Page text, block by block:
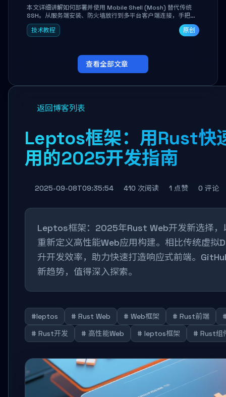
本文详细讲解如何部署并使用 Mobile Shell (Mosh) 替代传统
SSH。从服务端安装、防火墙放行到多平台客户端连接，手把手
带你掌握本地回显、连接漫游与断线自动恢复等核心功能。彻底
解决高铁、移动网络等弱网场景下 SSH 频繁掉线、会话丢失的痛
技术教程 原创
查看全部文章
返回博客列表
Leptos框架：用Rust快
用的2025开发指南
2025-09-08T09:35:54 410 次阅读 1 点赞 0 评论
Leptos框架：2025年Rust Web开发新选择，
重新定义高性能Web应用构建。相比传统虚
升开发效率，助力快速打造响应式前端。
新趋势，值得深入探索。
#leptos # Rust Web # Web框架 # Rust前端
# Rust开发
# 高性能Web # leptos框架 # Rust组